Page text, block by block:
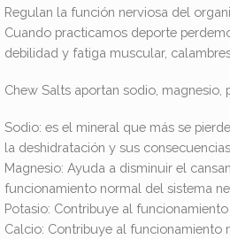
Regulan la función nerviosa del
Cuando practicamos deporte
debilidad y fatiga muscular,
Chew Salts aportan sodio, magnesio,
Sodio: es el mineral que más se
la deshidratación y sus consecuencias.
Magnesio: Ayuda a disminuir el
funcionamiento normal del sistema
Potasio: Contribuye al
Calcio: Contribuye al funcionamiento